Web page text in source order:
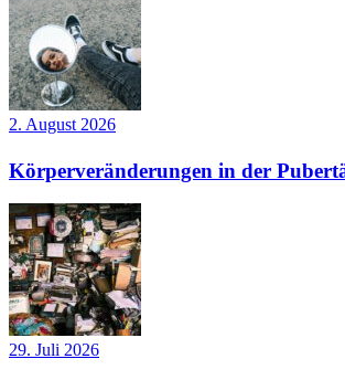
2. August 2026
Körperveränderungen in der
29. Juli 2026